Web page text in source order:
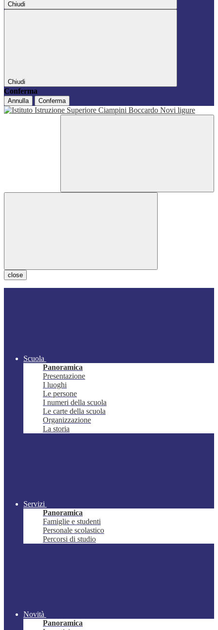
Chiudi
Chiudi
Conferma
Annulla Conferma
close
Scuola
Panoramica
Presentazione
I luoghi
Le persone
I numeri della scuola
Le carte della scuola
Organizzazione
La storia
Servizi
Panoramica
Famiglie e studenti
Personale scolastico
Percorsi di studio
Novità
Panoramica